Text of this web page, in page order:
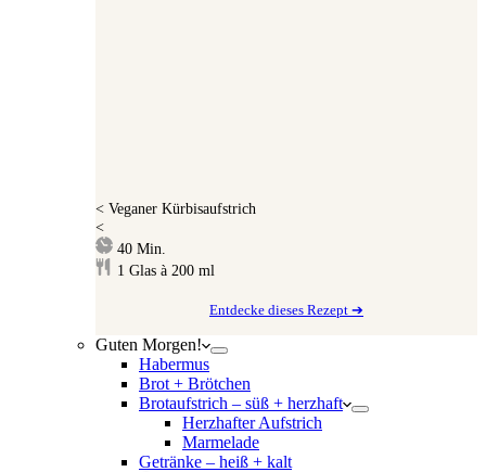
< Veganer Kürbisaufstrich
<
40Minuten
Min.
1 Glas à 200 ml
Entdecke dieses Rezept ➔
Guten Morgen!
Habermus
Brot + Brötchen
Brotaufstrich – süß + herzhaft
Herzhafter Aufstrich
Marmelade
Getränke – heiß + kalt